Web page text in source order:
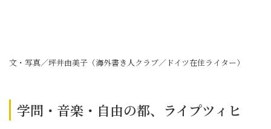
文・写真／坪井由美子（海外書き人クラブ／ドイツ在住ライター）
学問・音楽・自由の都、ライプツィヒ